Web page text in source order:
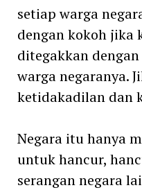
setiap warga
dengan kokoh jika
ditegakkan
warga negaranya.
ketidakadilan dan
Negara itu hanya
untuk hancur,
serangan negara